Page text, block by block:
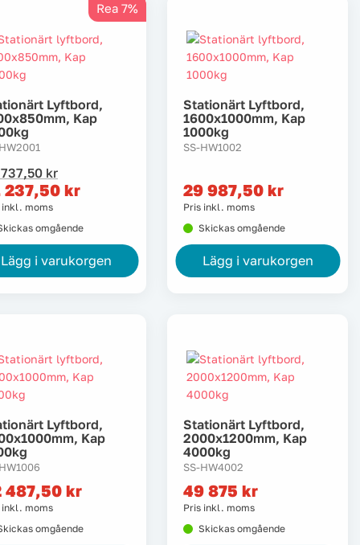
Rea 7%
Lyftbord,
Kap
kr
kr.
237,50 kr
kr.
inkl. moms
omgående
Lägg i varukorgen
Stationärt Lyftbord,
1600x1000mm, Kap
1000kg
SS-HW1002
29 987,50 kr
Pris inkl. moms
Skickas omgående
Lägg i varukorgen
Lyftbord,
Kap
487,50 kr
inkl. moms
omgående
Stationärt Lyftbord,
2000x1200mm, Kap
4000kg
SS-HW4002
49 875 kr
Pris inkl. moms
Skickas omgående